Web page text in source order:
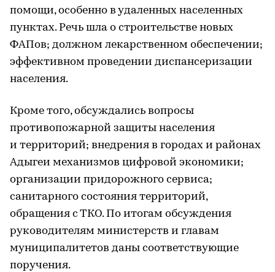
помощи, особенно в удаленных населенных
пунктах. Речь шла о строительстве новых
ФАПов; должном лекарственном обеспечении;
эффективном проведении диспансеризации
населения.
Кроме того, обсуждались вопросы
противопожарной защиты населения
и территорий; внедрения в городах и районах
Адыгеи механизмов цифровой экономики;
организации придорожного сервиса;
санитарного состояния территорий,
обращения с ТКО. По итогам обсуждения
руководителям министерств и главам
муниципалитетов даны соответствующие
поручения.